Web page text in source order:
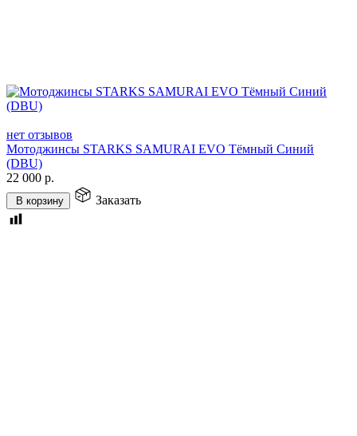
нет отзывов
Мотоджинсы STARKS SAMURAI EVO Тёмный Синий
(DBU)
22 000 р.
В корзину Заказать